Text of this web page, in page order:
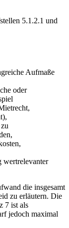
5.1.2.1 und
Aufmaße
oder
wertrelevanter
die insgesamt
zu erläutern. Die
7 ist als
jedoch maximal